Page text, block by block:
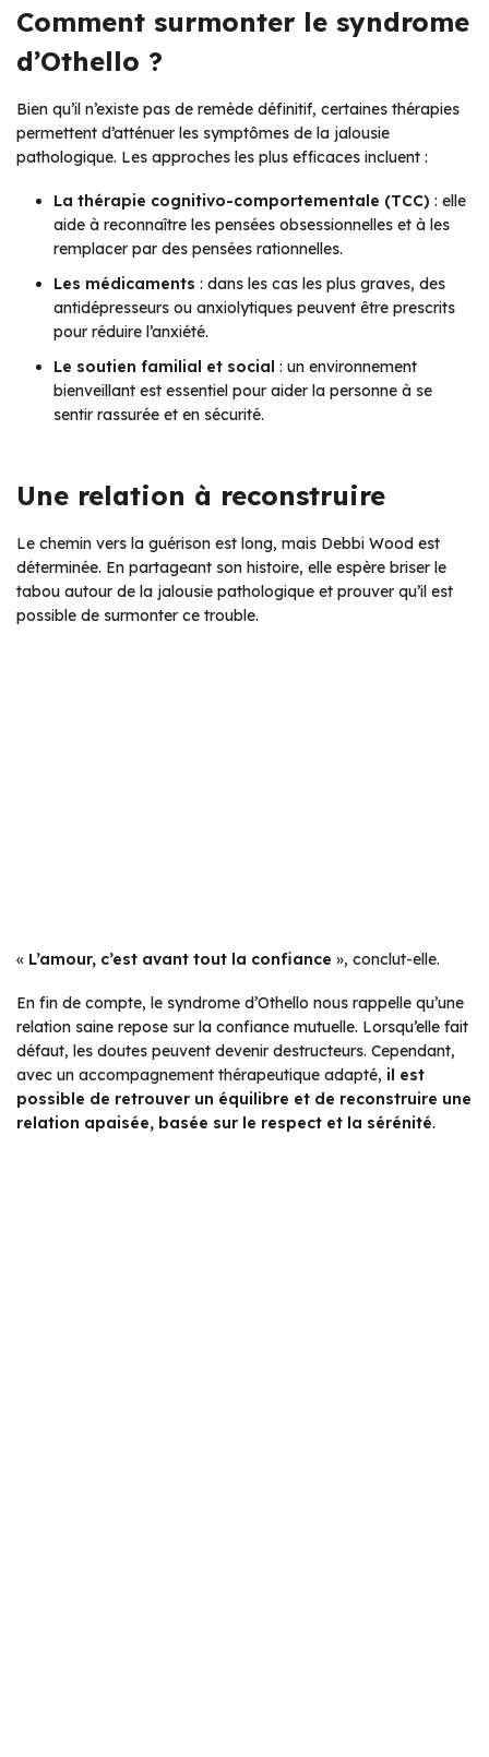
Comment surmonter le syndrome
d’Othello ?
Bien qu’il n’existe pas de remède définitif, certaines thérapies
permettent d’atténuer les symptômes de la jalousie
pathologique. Les approches les plus efficaces incluent :
La thérapie cognitivo-comportementale (TCC) : elle
aide à reconnaître les pensées obsessionnelles et à les
remplacer par des pensées rationnelles.
Les médicaments : dans les cas les plus graves, des
antidépresseurs ou anxiolytiques peuvent être prescrits
pour réduire l’anxiété.
Le soutien familial et social : un environnement
bienveillant est essentiel pour aider la personne à se
sentir rassurée et en sécurité.
Une relation à reconstruire
Le chemin vers la guérison est long, mais Debbi Wood est
déterminée. En partageant son histoire, elle espère briser le
tabou autour de la jalousie pathologique et prouver qu’il est
possible de surmonter ce trouble.
« L’amour, c’est avant tout la confiance », conclut-elle.
En fin de compte, le syndrome d’Othello nous rappelle qu’une
relation saine repose sur la confiance mutuelle. Lorsqu’elle fait
défaut, les doutes peuvent devenir destructeurs. Cependant,
avec un accompagnement thérapeutique adapté, il est
possible de retrouver un équilibre et de reconstruire une
relation apaisée, basée sur le respect et la sérénité.